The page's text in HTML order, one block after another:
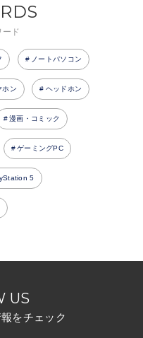
ド
ノートパソコン
ホン ヘッドホン
漫画・コミック
ゲーミングPC
5
US
をチェック